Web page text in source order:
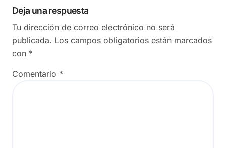
Deja una respuesta
Tu dirección de correo electrónico no será
publicada. Los campos obligatorios están marcados
con *
Comentario *